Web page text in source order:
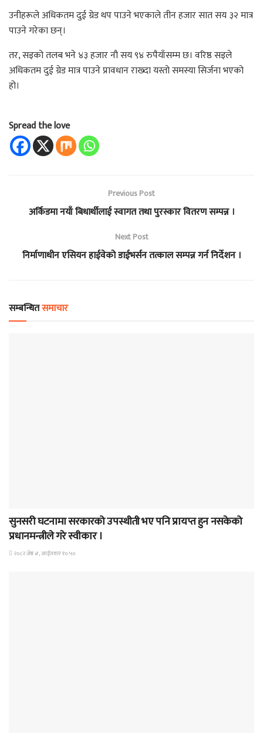
उनीहरूले अधिकतम दुई ग्रेड थप पाउने भएकाले तीन हजार सात सय ३२ मात्र
पाउने गरेका छन्।
तर, सइको तलब भने ४३ हजार नौ सय ९४ रुपैयाँसम्म छ। वरिष्ठ सइले
अधिकतम दुई ग्रेड मात्र पाउने प्रावधान राख्दा यस्तो समस्या सिर्जना भएको
हो।
Spread the love
Previous Post
अर्किडमा नयाँ बिधार्थीलाई स्वागत तथा पुरस्कार वितरण सम्पन्न ।
Next Post
निर्माणाधीन एसियन हाईवेको डाईभर्सन तत्काल सम्पन्न गर्न निर्देशन ।
सम्बन्धितसमाचार
सुनसरी घटनामा सरकारको उपस्थीती भए पनि प्रायप्त हुन नसकेको
प्रधानमन्त्रीले गरे स्वीकार ।
२०८२ जेष्ठ ४, आईतवार १०:५०